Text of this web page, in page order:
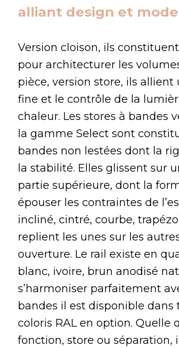
alliant design et
Version cloison, ils
pour architecturer les
pièce, version store, ils allient
fine et le contrôle de la
chaleur. Les stores à bandes
la gamme Select sont
bandes non lestées dont la
la stabilité. Elles glissent sur
partie supérieure, dont la
épouser les contraintes de
incliné, cintré, courbe,
replient les unes sur les
ouverture. Le rail existe en
blanc, ivoire, brun anodisé
s’harmoniser parfaitement
bandes il est disponible dans
coloris RAL en option. Quelle
fonction, store ou séparation,